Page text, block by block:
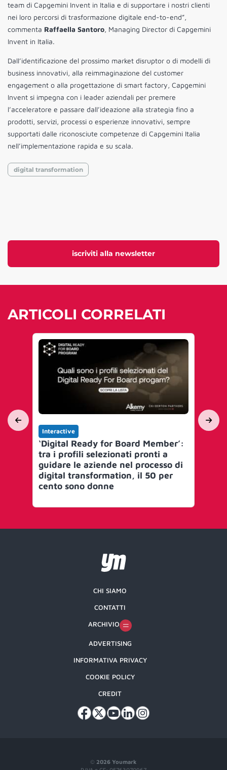
iscriviti alla newsletter
team di Capgemini Invent in Italia e di supportare i nostri clienti
nei loro percorsi di trasformazione digitale end-to-end”,
commenta Raffaella Santoro, Managing Director di Capgemini
Invent in Italia.
Dall’identificazione del prossimo market disruptor o di modelli di
business innovativi, alla reimmaginazione del customer
engagement o alla progettazione di smart factory, Capgemini
Invent si impegna con i leader aziendali per premere
l’acceleratore e passare dall’ideazione alla strategia fino a
prodotti, servizi, processi o esperienze innovativi, sempre
supportati dalle riconosciute competenze di Capgemini Italia
nell’implementazione rapida e su scala.
digital transformation
ARTICOLI CORRELATI
Interactive
‘Digital Ready for Board Member’:
tra i profili selezionati pronti a
guidare le aziende nel processo di
digital transformation, il 50 per
cento sono donne
© 2026 Youmark
CHI SIAMO
CONTATTI
ARCHIVIO
ADVERTISING
INFORMATIVA PRIVACY
COOKIE POLICY
CREDIT